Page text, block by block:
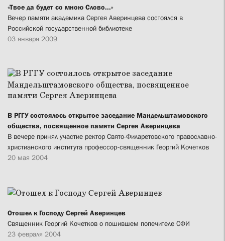
«Твое да будет со мною Слово...»
Вечер памяти академика Сергея Аверинцева состоялся в
Российской государственной библиотеке
03 января 2009
В РГГУ состоялось открытое заседание Мандельштамовского
общества, посвященное памяти Сергея Аверинцева
В вечере принял участие ректор Свято-Филаретовского православно-
христианского института профессор-священник Георгий Кочетков
20 мая 2004
Отошел к Господу Cергей Аверинцев
Священник Георгий Кочетков о пошившем попечителе СФИ
23 февраля 2004